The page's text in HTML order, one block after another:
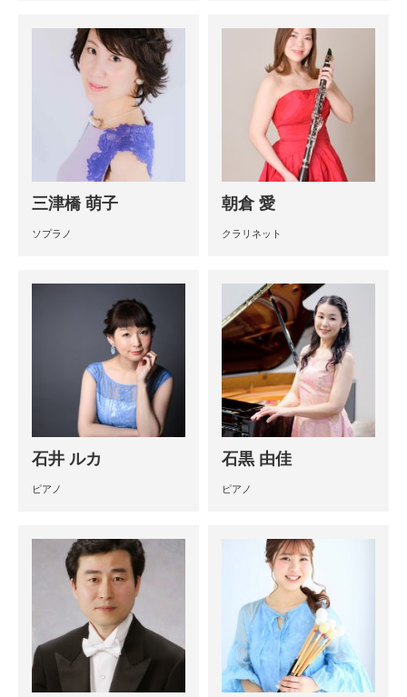
三津橋 萌子
ソプラノ
朝倉 愛
クラリネット
石井 ルカ
ピアノ
石黒 由佳
ピアノ